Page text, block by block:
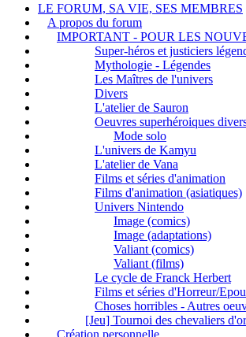
LE FORUM, SA VIE, SES MEMBRES
A propos du forum
IMPORTANT - POUR LES
Super-héros et justiciers
Mythologie - Légendes
Les Maîtres de l'univers
Divers
L'atelier de Sauron
Oeuvres superhéroiques
Mode solo
L'univers de Kamyu
L'atelier de Vana
Films et séries d'animation
Films d'animation (asiatiques)
Univers Nintendo
Image (comics)
Image (adaptations)
Valiant (comics)
Valiant (films)
Le cycle de Franck Herbert
Films et séries d'Horreur/
Choses horribles - Autres
[Jeu] Tournoi des chevaliers d'or
Création personnelle